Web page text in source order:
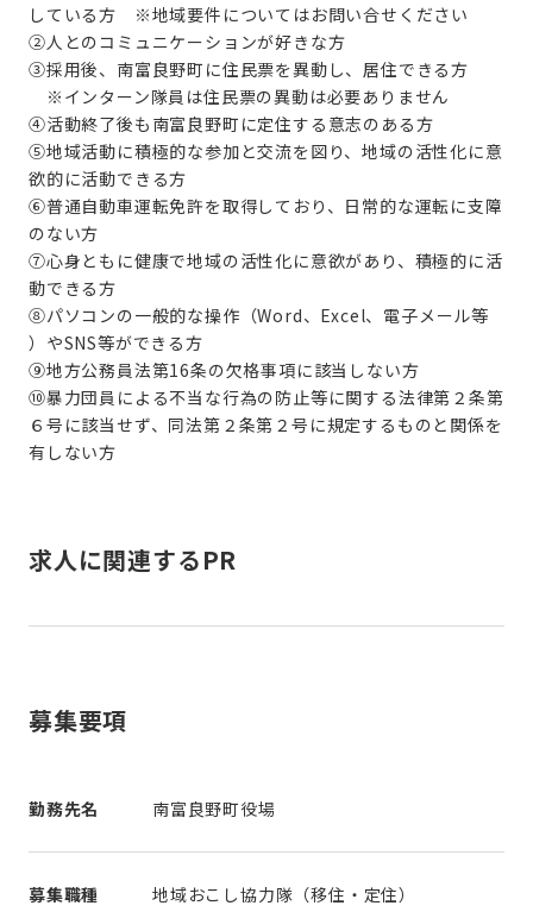
している方 ※地域要件についてはお問い合せください
②人とのコミュニケーションが好きな方
③採用後、南富良野町に住民票を異動し、居住できる方
※インターン隊員は住民票の異動は必要ありません
④活動終了後も南富良野町に定住する意志のある方
⑤地域活動に積極的な参加と交流を図り、地域の活性化に意
欲的に活動できる方
⑥普通自動車運転免許を取得しており、日常的な運転に支障
のない方
⑦心身ともに健康で地域の活性化に意欲があり、積極的に活
動できる方
⑧パソコンの一般的な操作（Word、 Excel、電子メール等
）やSNS等ができる方
⑨地方公務員法第16条の欠格事項に該当しない方
⑩暴力団員による不当な行為の防止等に関する法律第２条第
６号に該当せず、同法第２条第２号に規定するものと関係を
有しない方
求人に関連するPR
募集要項
勤務先名 南富良野町役場
募集職種 地域おこし協力隊（移住・定住）